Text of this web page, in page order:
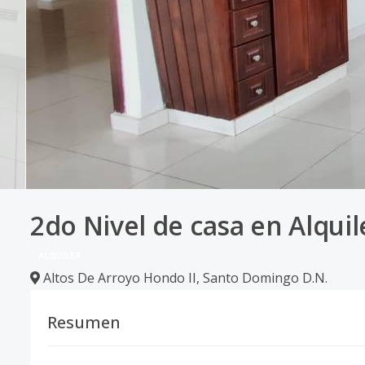
2do Nivel de casa en
Altos De Arroyo Hondo II, Santo Domingo D.N.
Resumen